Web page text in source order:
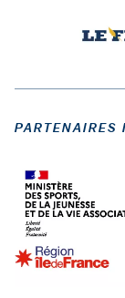
PARTENAIRES